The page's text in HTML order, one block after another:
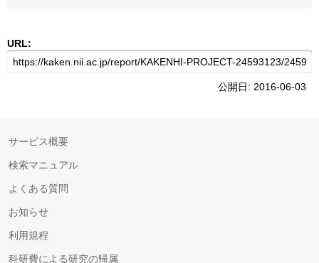
URL:
公開日: 2016-06-03
サービス概要
検索マニュアル
よくある質問
お知らせ
利用規程
科研費による研究の帰属